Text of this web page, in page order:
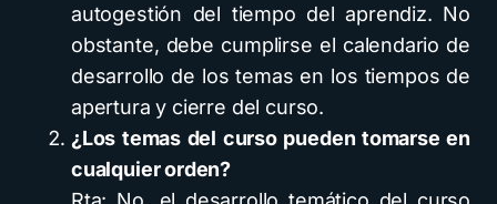
autogestión del tiempo del aprendiz. No
obstante, debe cumplirse el calendario de
desarrollo de los temas en los tiempos de
apertura y cierre del curso.
¿Los temas del curso pueden tomarse en
cualquier orden?